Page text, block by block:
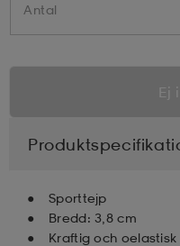
Antal
Ej
Sporttejp
Bredd: 3,8 cm
Kraftig och oelastisk